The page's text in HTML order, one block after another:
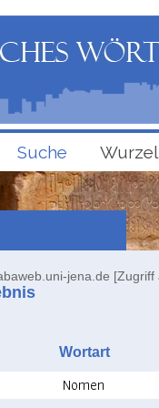
Suche
jena.de [Zugriff
Wortart
Nomen